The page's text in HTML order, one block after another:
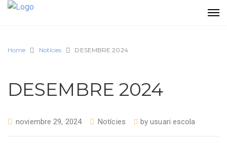
Home Notícies DESEMBRE 2024
DESEMBRE 2024
noviembre 29, 2024 Notícies byusuari escola